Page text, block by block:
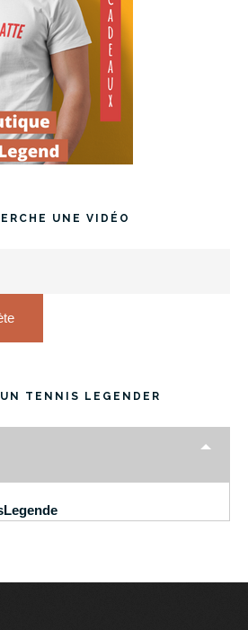
UNE VIDÉO
TENNIS LEGENDER